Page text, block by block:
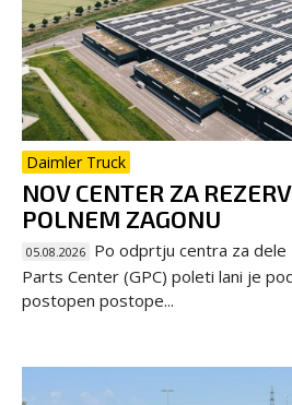
Daimler Truck
NOV CENTER ZA
POLNEM ZAGONU
05.08.2026 Po odprtju centra za dele
Parts Center (GPC) poleti lani je
postopen postope...